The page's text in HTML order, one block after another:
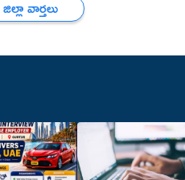
జిల్లా వార్తలు